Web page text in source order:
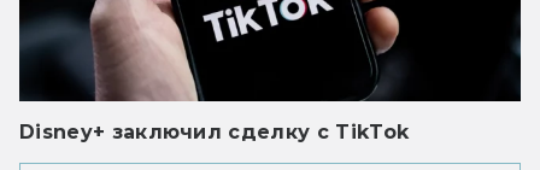
Disney+ заключил сделку с TikTok